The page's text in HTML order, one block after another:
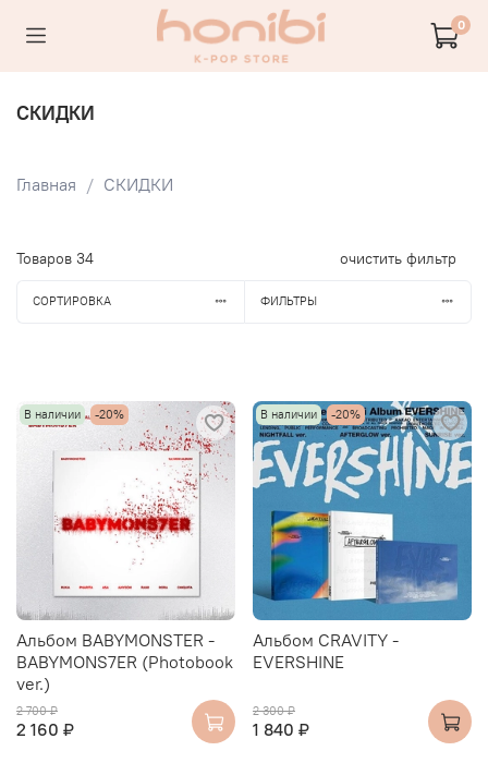
0
СКИДКИ
Главная СКИДКИ
Товаров 34 очистить фильтр
СОРТИРОВКА ФИЛЬТРЫ
В наличии -20%
Альбом BABYMONSTER -
BABYMONS7ER (Photobook
ver.)
2 700 ₽
2 160 ₽
В наличии -20%
Альбом CRAVITY -
EVERSHINE
2 300 ₽
1 840 ₽